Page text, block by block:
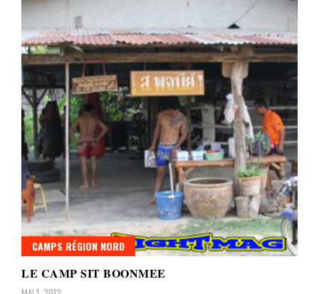
CAMPS RÉGION NORD
LE CAMP SIT BOONMEE